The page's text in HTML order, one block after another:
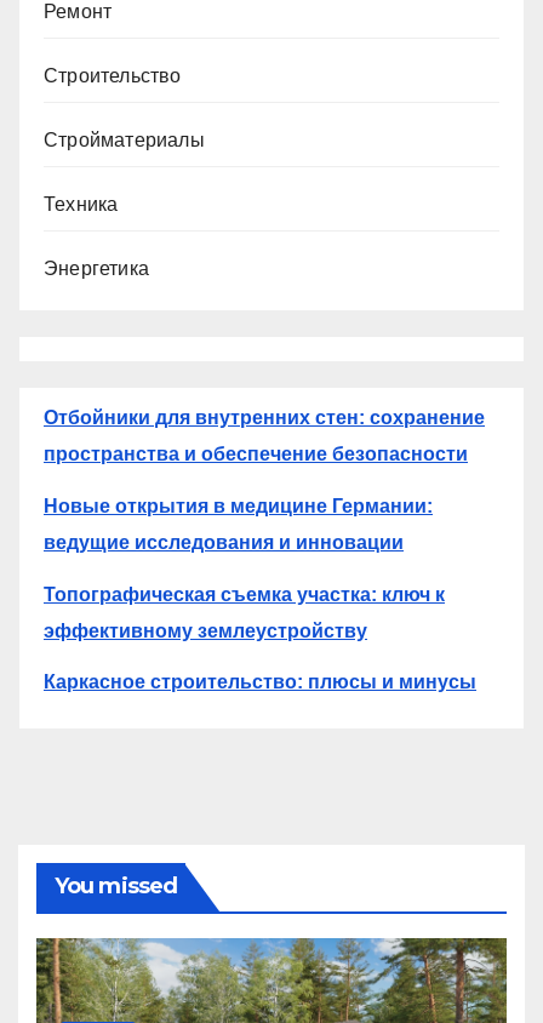
Ремонт
Строительство
Стройматериалы
Техника
Энергетика
Отбойники для внутренних стен: сохранение
пространства и обеспечение безопасности
Новые открытия в медицине Германии:
ведущие исследования и инновации
Топографическая съемка участка: ключ к
эффективному землеустройству
Каркасное строительство: плюсы и минусы
You missed